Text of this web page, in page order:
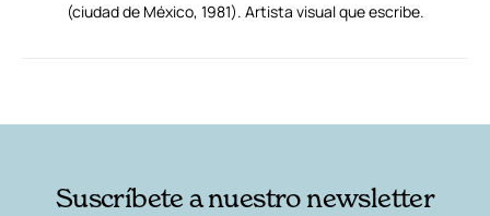
(ciudad de México, 1981). Artista visual que escribe.
Suscríbete a nuestro newsletter